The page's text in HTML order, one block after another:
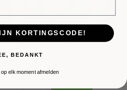
Plexiglas Schilderij Slang
KORTINGSCODE!
BEDANKT
elk moment afmelden